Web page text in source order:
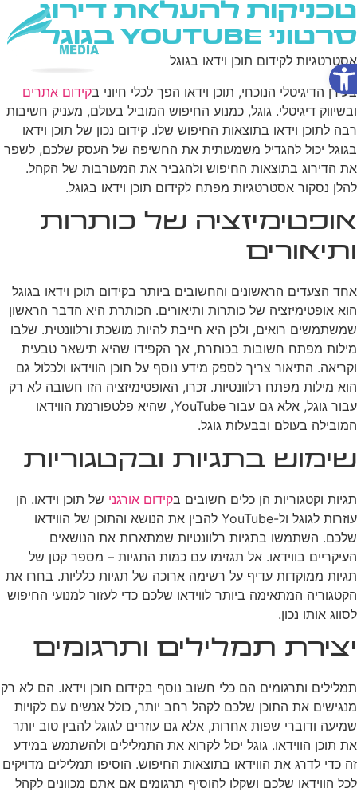
פתח סרגל נגישות
טכניקות להעלאת דירוג
סרטוני YouTube בגוגל
אסטרטגיות לקידום תוכן וידאו בגוגל
בעידן הדיגיטלי הנוכחי, תוכן וידאו הפך לכלי חיוני בקידום אתרים
ובשיווק דיגיטלי. גוגל, כמנוע החיפוש המוביל בעולם, מעניק חשיבות
רבה לתוכן וידאו בתוצאות החיפוש שלו. קידום נכון של תוכן וידאו
בגוגל יכול להגדיל משמעותית את החשיפה של העסק שלכם, לשפר
את הדירוג בתוצאות החיפוש ולהגביר את המעורבות של הקהל.
להלן נסקור אסטרטגיות מפתח לקידום תוכן וידאו בגוגל.
אופטימיזציה של כותרות
ותיאורים
אחד הצעדים הראשונים והחשובים ביותר בקידום תוכן וידאו בגוגל
הוא אופטימיזציה של כותרות ותיאורים. הכותרת היא הדבר הראשון
שמשתמשים רואים, ולכן היא חייבת להיות מושכת ורלוונטית. שלבו
מילות מפתח חשובות בכותרת, אך הקפידו שהיא תישאר טבעית
וקריאה. התיאור צריך לספק מידע נוסף על תוכן הווידאו ולכלול גם
הוא מילות מפתח רלוונטיות. זכרו, האופטימיזציה הזו חשובה לא רק
עבור גוגל, אלא גם עבור YouTube, שהיא פלטפורמת הווידאו
המובילה בעולם ובבעלות גוגל.
שימוש בתגיות ובקטגוריות
תגיות וקטגוריות הן כלים חשובים בקידום אורגני של תוכן וידאו. הן
עוזרות לגוגל ול-YouTube להבין את הנושא והתוכן של הווידאו
שלכם. השתמשו בתגיות רלוונטיות שמתארות את הנושאים
העיקריים בווידאו. אל תגזימו עם כמות התגיות – מספר קטן של
תגיות ממוקדות עדיף על רשימה ארוכה של תגיות כלליות. בחרו את
הקטגוריה המתאימה ביותר לווידאו שלכם כדי לעזור למנועי החיפוש
לסווג אותו נכון.
יצירת תמלילים ותרגומים
תמלילים ותרגומים הם כלי חשוב נוסף בקידום תוכן וידאו. הם לא רק
מנגישים את התוכן שלכם לקהל רחב יותר, כולל אנשים עם לקויות
שמיעה ודוברי שפות אחרות, אלא גם עוזרים לגוגל להבין טוב יותר
את תוכן הווידאו. גוגל יכול לקרוא את התמלילים ולהשתמש במידע
זה כדי לדרג את הווידאו בתוצאות החיפוש. הוסיפו תמלילים מדויקים
לכל הווידאו שלכם ושקלו להוסיף תרגומים אם אתם מכוונים לקהל